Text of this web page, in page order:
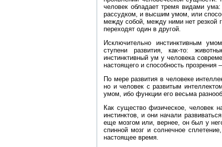
человек обладает тремя видами
рассудком, и высшим умом, или
между собой, между ними нет резкой
переходят один в другой.
Исключительно инстинктивным
ступени развития, как‑то:
инстинктивный ум у человека
настоящего и способность
По мере развития в человеке
но и человек с развитым
умом, ибо функции его весьма
Как существо физическое, человек
инстинктов, и они начали
еще мозгом или, вернее, он был у
спинной мозг и солнечное
настоящее время.